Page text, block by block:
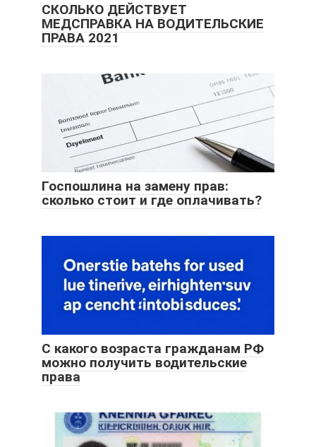
СКОЛЬКО ДЕЙСТВУЕТ
МЕДСПРАВКА НА ВОДИТЕЛЬСКИЕ
ПРАВА 2021
Госпошлина на замену прав:
сколько стоит и где оплачивать?
С какого возраста гражданам РФ
можно получить водительские
права